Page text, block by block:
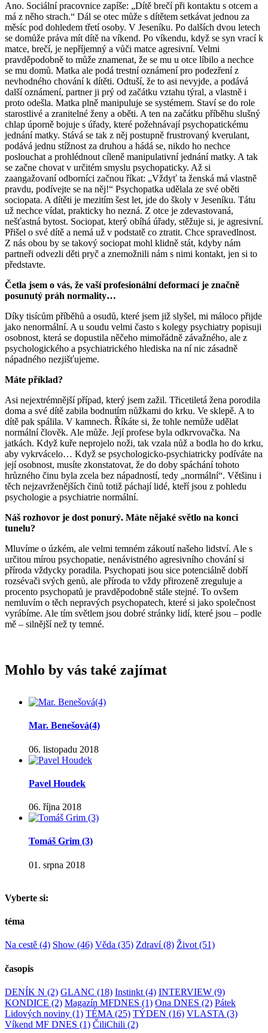
Ano. Sociální pracovnice zapíše: „Dítě brečí při kontaktu s otcem a
má z něho strach.“ Dál se otec může s dítětem setkávat jednou za
měsíc pod dohledem třetí osoby. V Jeseníku. Po dalších dvou letech
se domůže práva mít dítě na víkend. Po víkendu, když se syn vrací k
matce, brečí, je nepříjemný a vůči matce agresivní. Velmi
pravděpodobně to může znamenat, že se mu u otce líbilo a nechce
se mu domů. Matka ale podá trestní oznámení pro podezření z
nevhodného chování k dítěti. Odtuší, že to asi nevyjde, a podává
další oznámení, partner ji prý od začátku vztahu týral, a vlastně i
proto odešla. Matka plně manipuluje se systémem. Staví se do role
starostlivé a zranitelné ženy a oběti. A ten na začátku příběhu slušný
chlap úporně bojuje s úřady, které požehnávají psychopatickému
jednání matky. Stává se tak z něj postupně frustrovaný kverulant,
podává jednu stížnost za druhou a hádá se, nikdo ho nechce
poslouchat a prohlédnout cíleně manipulativní jednání matky. A tak
se začne chovat v určitém smyslu psychopaticky. Až si
zaangažovaní odborníci začnou říkat: „Vždyť ta ženská má vlastně
pravdu, podívejte se na něj!“ Psychopatka udělala ze své oběti
sociopata. A dítěti je mezitím šest let, jde do školy v Jeseníku. Tátu
už nechce vídat, prakticky ho nezná. Z otce je zdevastovaná,
nešťastná bytost. Sociopat, který obíhá úřady, stěžuje si, je agresivní.
Přišel o své dítě a nemá už v podstatě co ztratit. Chce spravedlnost.
Z nás obou by se takový sociopat mohl klidně stát, kdyby nám
partneři odvezli děti pryč a znemožnili nám s nimi kontakt, jen si to
představte.
Četla jsem o vás, že vaší profesionální deformací je značně
posunutý práh normality…
Díky tisícům příběhů a osudů, které jsem již slyšel, mi máloco přijde
jako nenormální. A u soudu velmi často s kolegy psychiatry popisuji
osobnost, která se dopustila něčeho mimořádně závažného, ale z
psychologického a psychiatrického hlediska na ní nic zásadně
nápadného nezjišťujeme.
Máte příklad?
Asi nejextrémnější případ, který jsem zažil. Třicetiletá žena porodila
doma a své dítě zabila bodnutím nůžkami do krku. Ve sklepě. A to
dítě pak spálila. V kamnech. Říkáte si, že tohle nemůže udělat
normální člověk. Ale může. Její profese byla odkrvovačka. Na
jatkách. Když kuře neprojelo noži, tak vzala nůž a bodla ho do krku,
aby vykrvácelo… Když se psychologicko-psychiatricky podíváte na
její osobnost, musíte zkonstatovat, že do doby spáchání tohoto
hrůzného činu byla zcela bez nápadností, tedy „normální“. Většinu i
těch nejzavrženějších činů totiž páchají lidé, kteří jsou z pohledu
psychologie a psychiatrie normální.
Náš rozhovor je dost ponurý. Máte nějaké světlo na konci
tunelu?
Mluvíme o úzkém, ale velmi temném zákoutí našeho lidství. Ale s
určitou mírou psychopatie, nenávistného agresivního chování si
příroda vždycky poradila. Psychopati jsou sice potenciálně dobří
rozsévači svých genů, ale příroda to vždy přirozeně zreguluje a
procento psychopatů je pravděpodobně stále stejné. To ovšem
nemluvím o těch nepravých psychopatech, které si jako společnost
vyrábíme. Ale tím světlem jsou dobré stránky lidí, které jsou – podle
mě – silnější než ty temné.
Mohlo by vás také zajímat
Mar. Benešová(4)
06. listopadu 2018
Pavel Houdek
06. října 2018
Tomáš Grim (3)
01. srpna 2018
Vyberte si:
téma
Na cestě (4) Show (46) Věda (35) Zdraví (8) Život(51)
časopis
DENÍK N (2) GLANC (18) Instinkt (4) INTERVIEW (9)
KONDICE (2) Magazín MFDNES (1) Ona DNES (2) Pátek
Lidových noviny (1) TÉMA (25) TÝDEN (16) VLASTA (3)
Víkend MF DNES (1) ČiliChili (2)